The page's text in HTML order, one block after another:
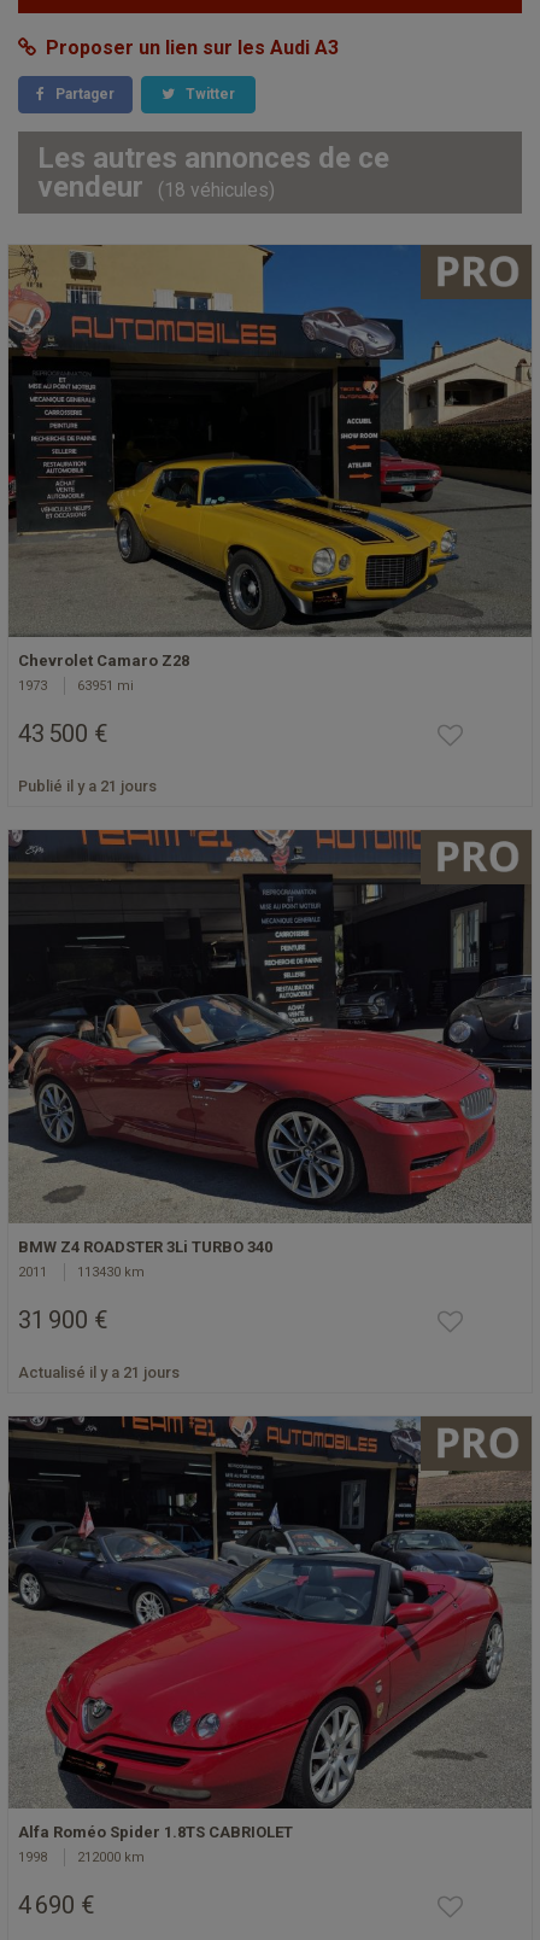
Proposer un lien sur les Audi A3
Partager Twitter
Les autres annonces de ce
vendeur
(18 véhicules)
Chevrolet Camaro Z28
1973 63951 mi
43 500 €
Publié il y a 21 jours
BMW Z4 ROADSTER 3Li TURBO 340
2011 113430 km
31 900 €
Actualisé il y a 21 jours
Alfa Roméo Spider 1.8TS CABRIOLET
1998 212000 km
4 690 €